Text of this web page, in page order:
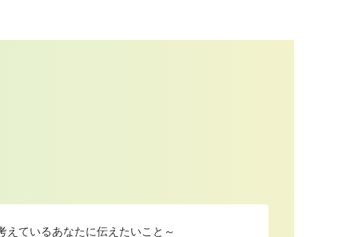
えているあなたに伝えたいこと～